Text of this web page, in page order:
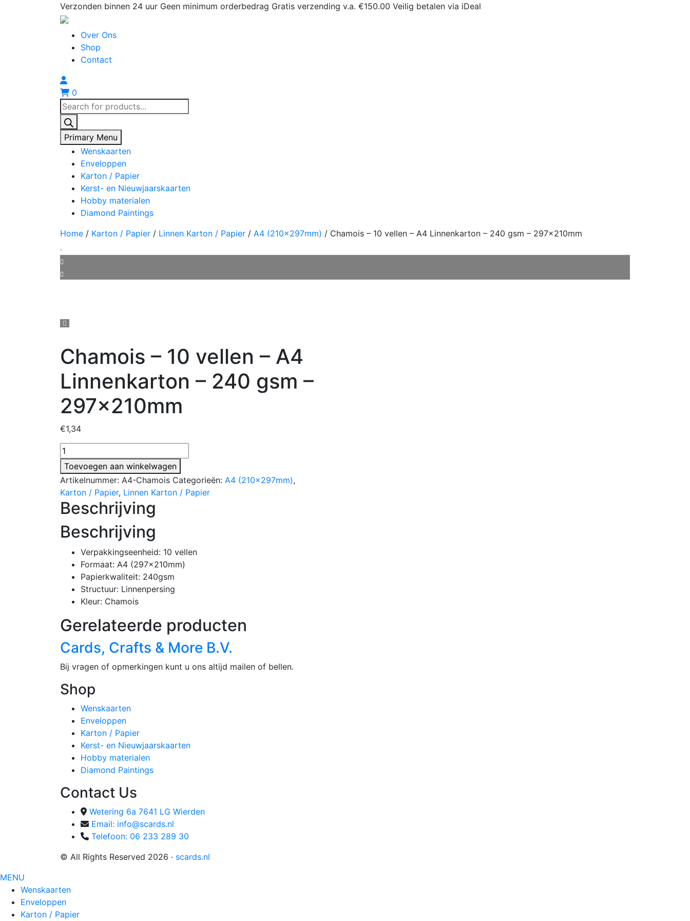
Verzonden binnen 24 uur Geen minimum orderbedrag Gratis verzending v.a. €150.00 Veilig betalen via iDeal
Over Ons
Shop
Contact
0
Producten
zoeken
Primary Menu
Wenskaarten
Enveloppen
Karton / Papier
Kerst- en Nieuwjaarskaarten
Hobby materialen
Diamond Paintings
Home / Karton / Papier / Linnen Karton / Papier / A4 (210x297mm) / Chamois – 10 vellen – A4 Linnenkarton – 240 gsm – 297x210mm
Chamois – 10 vellen – A4
Linnenkarton – 240 gsm –
297x210mm
€1,34
Chamois
-
10
vellen
-
A4
Linnenkarton
-
297x210mm
aantal
Toevoegen aan winkelwagen
Artikelnummer: A4-Chamois Categorieën: A4 (210x297mm),
Karton / Papier, Linnen Karton / Papier
Beschrijving
Beschrijving
Verpakkingseenheid: 10 vellen
Formaat: A4 (297x210mm)
Papierkwaliteit: 240gsm
Structuur: Linnenpersing
Kleur: Chamois
Gerelateerde producten
Cards, Crafts & More B.V.
Bij vragen of opmerkingen kunt u ons altijd mailen of bellen.
Shop
Wenskaarten
Enveloppen
Karton / Papier
Kerst- en Nieuwjaarskaarten
Hobby materialen
Diamond Paintings
Contact Us
Wetering 6a 7641 LG Wierden
Email: info@scards.nl
Telefoon: 06 233 289 30
© All Rights Reserved 2026 · scards.nl
MENU
Wenskaarten
Enveloppen
Karton / Papier